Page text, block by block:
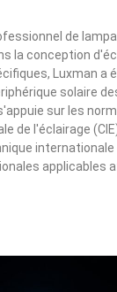
de
la conception
Luxman a
solaire
sur les
de l'éclairage
internationale
applicables